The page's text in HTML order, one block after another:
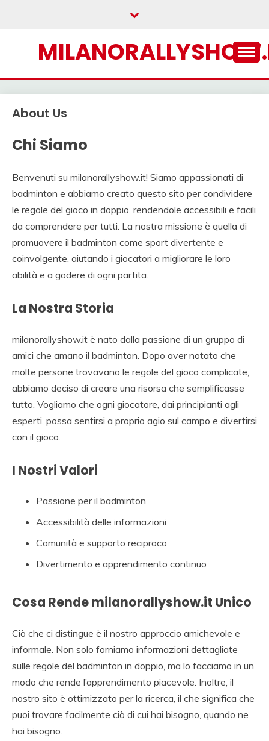
About Us
Chi Siamo
Benvenuti su milanorallyshow.it! Siamo appassionati di
badminton e abbiamo creato questo sito per condividere
le regole del gioco in doppio, rendendole accessibili e facili
da comprendere per tutti. La nostra missione è quella di
promuovere il badminton come sport divertente e
coinvolgente, aiutando i giocatori a migliorare le loro
abilità e a godere di ogni partita.
La Nostra Storia
milanorallyshow.it è nato dalla passione di un gruppo di
amici che amano il badminton. Dopo aver notato che
molte persone trovavano le regole del gioco complicate,
abbiamo deciso di creare una risorsa che semplificasse
tutto. Vogliamo che ogni giocatore, dai principianti agli
esperti, possa sentirsi a proprio agio sul campo e divertirsi
con il gioco.
I Nostri Valori
Passione per il badminton
Accessibilità delle informazioni
Comunità e supporto reciproco
Divertimento e apprendimento continuo
Cosa Rende milanorallyshow.it Unico
Ciò che ci distingue è il nostro approccio amichevole e
informale. Non solo forniamo informazioni dettagliate
sulle regole del badminton in doppio, ma lo facciamo in un
modo che rende l’apprendimento piacevole. Inoltre, il
nostro sito è ottimizzato per la ricerca, il che significa che
puoi trovare facilmente ciò di cui hai bisogno, quando ne
hai bisogno.